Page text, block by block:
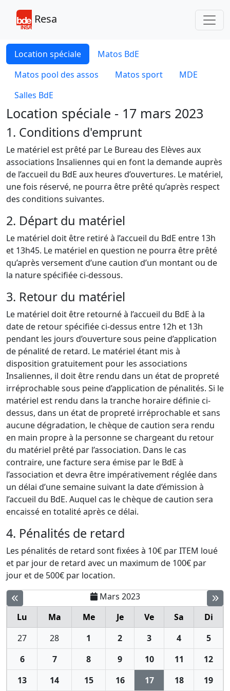
Resa
Location spéciale
Matos BdE
Matos pool des assos
Matos sport
MDE
Salles BdE
Location spéciale - 17 mars 2023
1. Conditions d'emprunt
Le matériel est prêté par Le Bureau des Elèves aux
associations Insaliennes qui en font la demande auprès
de l’accueil du BdE aux heures d’ouvertures. Le matériel,
une fois réservé, ne pourra être prêté qu’après respect
des conditions suivantes.
2. Départ du matériel
Le matériel doit être retiré à l’accueil du BdE entre 13h
et 13h45. Le matériel en question ne pourra être prêté
qu’après versement d’une caution d’un montant ou de
la nature spécifiée ci-dessous.
3. Retour du matériel
Le matériel doit être retourné à l’accueil du BdE à la
date de retour spécifiée ci-dessus entre 12h et 13h
pendant les jours d’ouverture sous peine d’application
de pénalité de retard. Le matériel étant mis à
disposition gratuitement pour les associations
Insaliennes, il doit être rendu dans un état de propreté
irréprochable sous peine d’application de pénalités. Si le
matériel est rendu dans la tranche horaire définie ci-
dessus, dans un état de propreté irréprochable et sans
aucune dégradation, le chèque de caution sera rendu
en main propre à la personne se chargeant du retour
du matériel prêté par l’association. Dans le cas
contraire, une facture sera émise par le BdE à
l’association et devra être impérativement réglée dans
un délai d’une semaine suivant la date d’émission à
l’accueil du BdE. Auquel cas le chèque de caution sera
encaissé en totalité après ce délai.
4. Pénalités de retard
Les pénalités de retard sont fixées à 10€ par ITEM loué
et par jour de retard avec un maximum de 100€ par
jour et de 500€ par location.
Mars 2023
Lu
Ma Me Je Ve Sa
Di
27
28 1 2 3 4
5
6
7 8 9 10 11
12
13
14 15 16 17 18 19